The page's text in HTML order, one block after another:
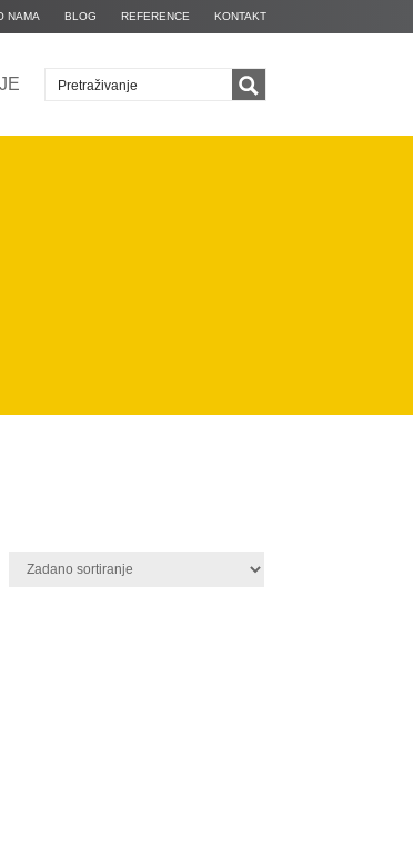
NAMA BLOG REFERENCE KONTAKT